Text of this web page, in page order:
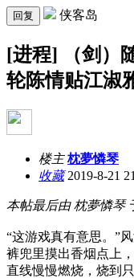
回复 侠客岛
[进程] （剑）
轮陈情贴江淑
楼主 枕夢憐琴
收藏2019-8-21
本帖最后由 枕夢憐琴
“这游戏真有意思。”
裤兜里摸出香烟点上
直线慢慢燃烧，烧到